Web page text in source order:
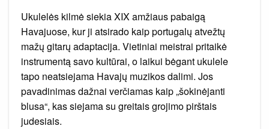
Ukulelės kilmė siekia XIX amžiaus pabaigą
Havajuose, kur ji atsirado kaip portugalų atvežtų
mažų gitarų adaptacija. Vietiniai meistrai pritaikė
instrumentą savo kultūrai, o laikui bėgant ukulele
tapo neatsiejama Havajų muzikos dalimi. Jos
pavadinimas dažnai verčiamas kaip „šokinėjanti
blusa“, kas siejama su greitais grojimo pirštais
judesiais.